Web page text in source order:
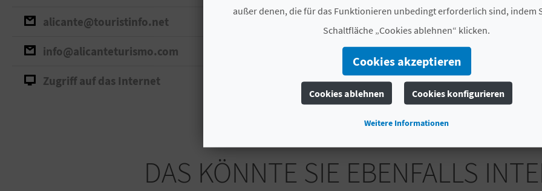
alicante@touristinfo.net
info@alicanteturismo.com
Zugriff auf das Internet
DAS KÖNNTE SIE EBENFALLS
außer denen, die für das Funktionieren unbedingt erforderlich sind, indem
Schaltfläche „Cookies ablehnen“ klicken.
Cookies akzeptieren
Cookies ablehnen Cookies konfigurieren
Weitere Informationen